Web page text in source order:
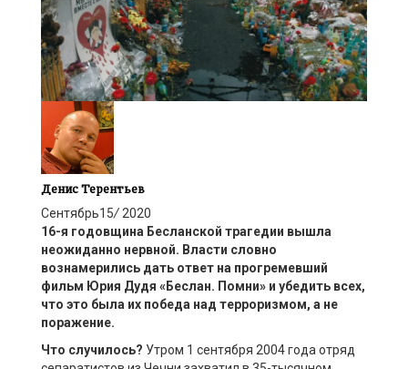
Денис Терентьев
Сентябрь15/2020
16-я годовщина Бесланской трагедии вышла
неожиданно нервной. Власти словно
вознамерились дать ответ на прогремевший
фильм Юрия Дудя «Беслан. Помни» и убедить всех,
что это была их победа над терроризмом, а не
поражение.
Что случилось? Утром 1 сентября 2004 года отряд